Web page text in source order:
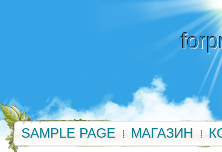
SAMPLE PAGE МАГАЗИН